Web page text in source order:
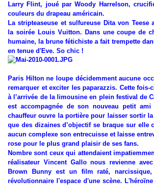
Larry Flint, joué par Woody Harrelson,
couleurs du drapeau américain.
La stripteaseuse et sulfureuse Dita von Teese
la soirée Louis Vuitton. Dans une coupe de
humaine, la brune fétichiste a fait trempette
en tenue d'Eve. So chic !
Paris Hilton ne loupe décidemment aucune
remarquer et exciter les paparazzis. Cette fois-
à l’arrivée de la limousine en plein festival de
est accompagnée de son nouveau petit
chauffeur ouvre la portière pour laisser sortir
que des dizaines d’objectif se braque sur elle
aucun complexe son entrecuisse et laisse
rose pour le plus grand plaisir de ses fans.
Nombre sont ceux qui attendaient
réalisateur Vincent Gallo nous revienne
Brown Bunny est un film raté,
révolutionnaire l'espace d'une scène.